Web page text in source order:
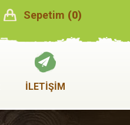
Sepetim 0
İLETİŞİM